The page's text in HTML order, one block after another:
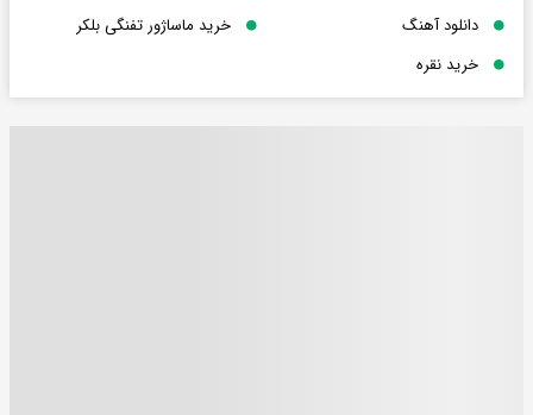
دانلود آهنگ
خرید ماساژور تفنگی بلکر
خرید نقره